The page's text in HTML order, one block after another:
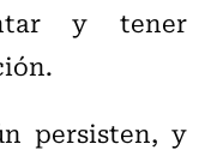
y tener
persisten, y